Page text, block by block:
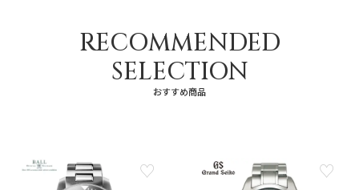
RECOMMENDED
SELECTION
おすすめ商品